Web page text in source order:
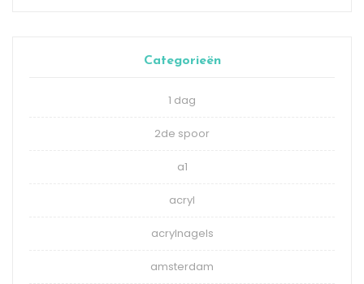
Categorieën
1 dag
2de spoor
a1
acryl
acrylnagels
amsterdam